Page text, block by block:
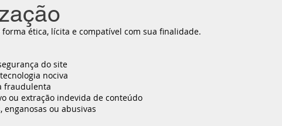
ética, lícita e compatível com sua finalidade.
do site
nociva
fraudulenta
ou extração indevida de conteúdo
ou abusivas